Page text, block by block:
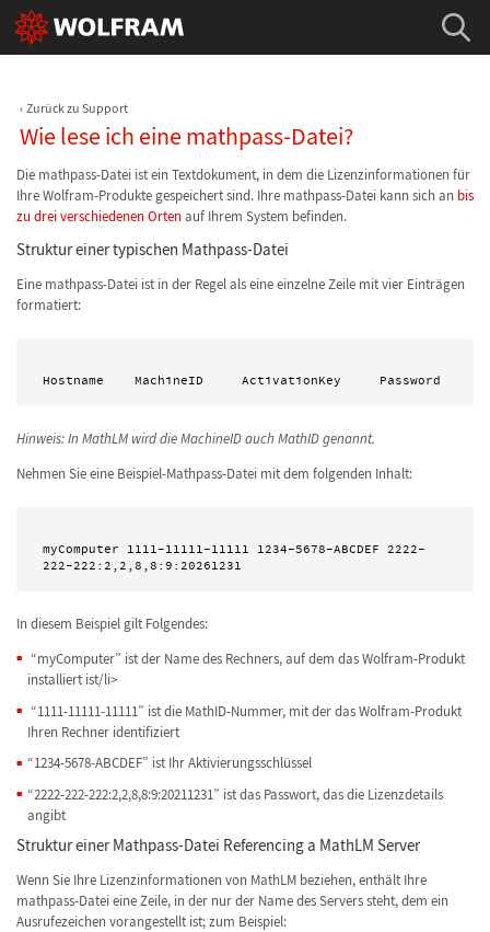
Zurück zu Support
Wie lese ich eine mathpass-Datei?
Die mathpass-Datei ist ein Textdokument, in dem die Lizenzinformationen für
Ihre Wolfram-Produkte gespeichert sind. Ihre mathpass-Datei kann sich an bis
zu drei verschiedenen Ortenauf Ihrem System befinden.
Struktur einer typischen Mathpass-Datei
Eine mathpass-Datei ist in der Regel als eine einzelne Zeile mit vier Einträgen
formatiert:
Hinweis: In MathLM wird die MachineID auch MathID genannt.
Nehmen Sie eine Beispiel-Mathpass-Datei mit dem folgenden Inhalt:
myComputer 1111-11111-11111 1234-5678-ABCDEF 2222-
In diesem Beispiel gilt Folgendes:
“myComputer” ist der Name des Rechners, auf dem das Wolfram-Produkt
installiert ist/li>
“1111-11111-11111” ist die MathID-Nummer, mit der das Wolfram-Produkt
Ihren Rechner identifiziert
“1234-5678-ABCDEF” ist Ihr Aktivierungsschlüssel
“2222-222-222:2,2,8,8:9:20211231” ist das Passwort, das die Lizenzdetails
angibt
Struktur einer Mathpass-Datei Referencing a MathLM Server
Wenn Sie Ihre Lizenzinformationen von MathLM beziehen, enthält Ihre
mathpass-Datei eine Zeile, in der nur der Name des Servers steht, dem ein
Ausrufezeichen vorangestellt ist; zum Beispiel: